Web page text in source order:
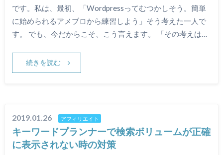
です。私は、最初、「Wordpressってむつかしそう。簡単
に始められるアメブロから練習しよう」そう考えた一人で
す。 でも、今だからこそ、こう言えます。 「その考えは…
続きを読む
2019.01.26 アフィリエイト
キーワードプランナーで検索ボリュームが正確
に表示されない時の対策